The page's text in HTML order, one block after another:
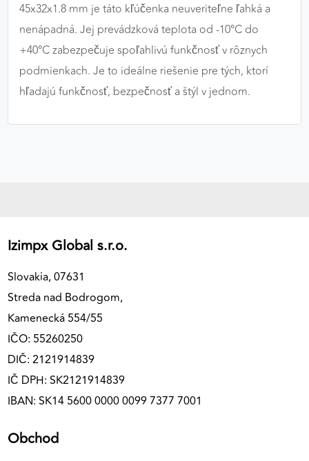
45x32x1.8 mm je táto kľúčenka neuveriteľne ľahká a
nenápadná. Jej prevádzková teplota od -10°C do
+40°C zabezpečuje spoľahlivú funkčnosť v rôznych
podmienkach. Je to ideálne riešenie pre tých, ktorí
hľadajú funkčnosť, bezpečnosť a štýl v jednom.
Izimpx Global s.r.o.
Slovakia, 07631
Streda nad Bodrogom,
Kamenecká 554/55
IČO: 55260250
DIČ: 2121914839
IČ DPH: SK2121914839
IBAN: SK14 5600 0000 0099 7377 7001
Obchod